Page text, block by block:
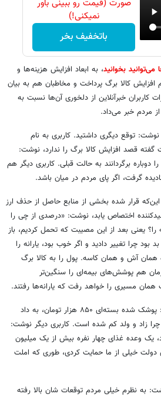
صورت (قیمت رو ببینی باور
نمیکنی!)
باتخفیف بخر
می‌توانید بخوانید، به ابعاد افزایش هزینه‌ها و
کالا برگ پرداخت و مخاطبان هم به بیان
کاربران خبرآنلاین از دلخوری آن‌ها نسبت به
مردم خبر می‌داد.
توقع دیگری داشتید. کاربری به نام
گفته قصد افزایش کالا برگ را ندارد، نوشت:
برگردانند به حالت قبلی. کاربری دیگر هم
گرفت، اگر پای مردم در میان باشد.
این‌که قرار شده بخشی از منابع حاصل از حذف ارز
اختصاص یابد، نوشت: «درصدی از چی را
را؟ یعنی بعد از این مصیبت که تحمل کردیم، باز
بود چرا تغییر دادید و اگر خوب بود، یارانه را
همان آش و همان کاسه. پول را به کالا برگ
هم پوشش‌های بیمه‌ای را سنگین‌تر
همان مسیری را خواهد رفت که یارانه‌ها رفتند.
یک کاربر دیگر با ناراحتی نوشت: پوشک شده بسته‌ای ۸۵۰ هزار تومان، به داد
زاد و ولد کم شده است. کاربری دیگر نوشت:
یک وعده غذای چهار نفره بیش از یک میلیون
خیلی از ما حمایت کردی، طوری که املت
به نظرم خیلی مردم توقعات شان بالا رفته